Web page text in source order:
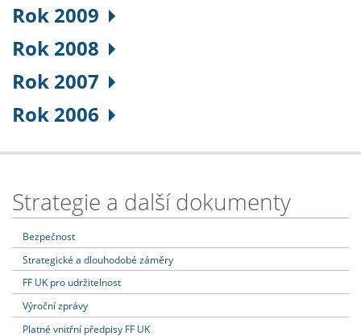
Rok 2009
Rok 2008
Rok 2007
Rok 2006
Strategie a další dokumenty
Bezpečnost
Strategické a dlouhodobé záměry
FF UK pro udržitelnost
Výroční zprávy
Platné vnitřní předpisy FF UK